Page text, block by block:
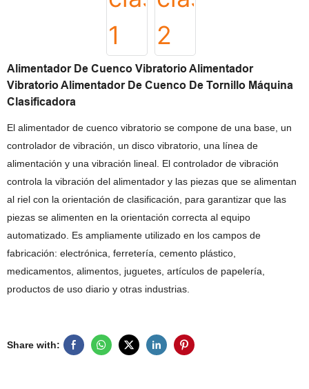
Alimentador De Cuenco Vibratorio Alimentador
Vibratorio Alimentador De Cuenco De Tornillo Máquina
Clasificadora
El alimentador de cuenco vibratorio se compone de una base, un
controlador de vibración, un disco vibratorio, una línea de
alimentación y una vibración lineal. El controlador de vibración
controla la vibración del alimentador y las piezas que se alimentan
al riel con la orientación de clasificación, para garantizar que las
piezas se alimenten en la orientación correcta al equipo
automatizado. Es ampliamente utilizado en los campos de
fabricación: electrónica, ferretería, cemento plástico,
medicamentos, alimentos, juguetes, artículos de papelería,
productos de uso diario y otras industrias.
Share with: